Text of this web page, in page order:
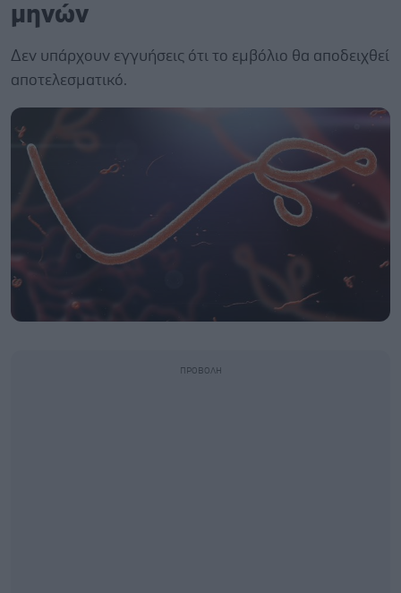
μηνών
Δεν υπάρχουν εγγυήσεις ότι το εμβόλιο θα αποδειχθεί
αποτελεσματικό.